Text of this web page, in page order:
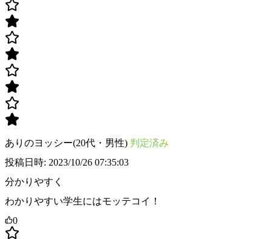
ありのヨッシー(20代・男性) 判定済み
投稿日時: 2023/10/26 07:35:03
分かりやすく
わかりやすい学生にはモッテコイ！
0